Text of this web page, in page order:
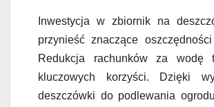
Inwestycja w zbiornik na
przynieść znaczące
Redukcja rachunków za
kluczowych korzyści. Dzięki
deszczówki do podlewania